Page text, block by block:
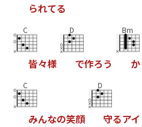
られてる
C
皆々様
D
で作ろう
Bm
か
C
みんなの笑顔
D
守るアイ